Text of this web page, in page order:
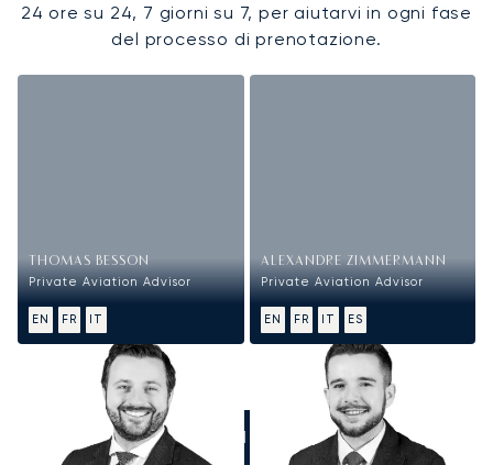
24 ore su 24, 7 giorni su 7, per aiutarvi in ogni fase
del processo di prenotazione.
THOMAS BESSON
Private Aviation Advisor
EN FR IT
ALEXANDRE ZIMMERMANN
Private Aviation Advisor
EN FR IT ES
CHIAMATECI